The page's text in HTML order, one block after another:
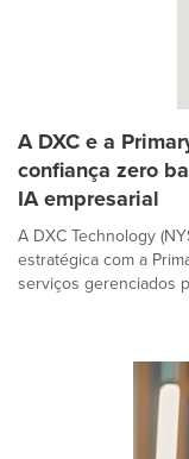
A DXC e a
confiança zero
IA empresarial
A DXC Technology
estratégica com a
serviços gerenciados